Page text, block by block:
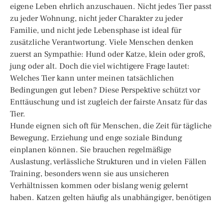
eigene Leben ehrlich anzuschauen. Nicht jedes Tier passt
zu jeder Wohnung, nicht jeder Charakter zu jeder
Familie, und nicht jede Lebensphase ist ideal für
zusätzliche Verantwortung. Viele Menschen denken
zuerst an Sympathie: Hund oder Katze, klein oder groß,
jung oder alt. Doch die viel wichtigere Frage lautet:
Welches Tier kann unter meinen tatsächlichen
Bedingungen gut leben? Diese Perspektive schützt vor
Enttäuschung und ist zugleich der fairste Ansatz für das
Tier.
Hunde eignen sich oft für Menschen, die Zeit für tägliche
Bewegung, Erziehung und enge soziale Bindung
einplanen können. Sie brauchen regelmäßige
Auslastung, verlässliche Strukturen und in vielen Fällen
Training, besonders wenn sie aus unsicheren
Verhältnissen kommen oder bislang wenig gelernt
haben. Katzen gelten häufig als unabhängiger, benötigen